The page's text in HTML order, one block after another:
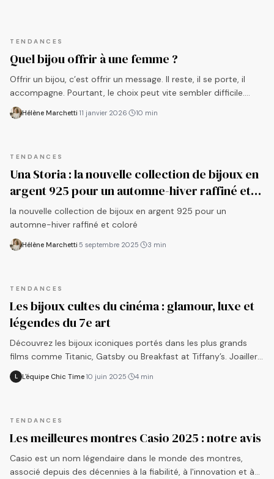
TENDANCES
Quel bijou offrir à une femme ?
Offrir un bijou, c’est offrir un message. Il reste, il se porte, il
accompagne. Pourtant, le choix peut vite sembler difficile.
Entre les styles, les matières et les tailles, on hésite. Bonne
nouvelle, quelques repères suffisent pour viser juste. Dans cet
Hélène Marchetti 11 janvier 2026 10 min
TENDANCES
Una Storia : la nouvelle collection de bijoux en
argent 925 pour un automne-hiver raffiné et
coloré
la nouvelle collection de bijoux en argent 925 pour un
automne-hiver raffiné et coloré
Hélène Marchetti 5 septembre 2025 3 min
TENDANCES
Les bijoux cultes du cinéma : glamour, luxe et
légendes du 7e art
Découvrez les bijoux iconiques portés dans les plus grands
films comme Titanic, Gatsby ou Breakfast at Tiffany’s. Joaillerie
de cinéma et glamour à l'écran.
L L'équipe Chic Time 10 juin 2025 4 min
TENDANCES
Les meilleures montres Casio 2025 : notre avis
Casio est un nom légendaire dans le monde des montres,
associé depuis des décennies à la fiabilité, à l'innovation et à